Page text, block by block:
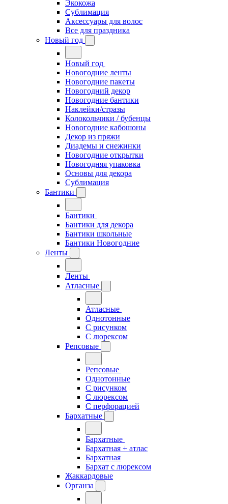
Экокожа
Сублимация
Аксессуары для волос
Все для праздника
Новый год
Новый год
Новогодние ленты
Новогодние пакеты
Новогодний декор
Новогодние бантики
Наклейки/стразы
Колокольчики / бубенцы
Новогодние кабошоны
Декор из пряжи
Диадемы и снежинки
Новогодние открытки
Новогодняя упаковка
Основы для декора
Сублимация
Бантики
Бантики
Бантики для декора
Бантики школьные
Бантики Новогодние
Ленты
Ленты
Атласные
Атласные
Однотонные
С рисунком
С люрексом
Репсовые
Репсовые
Однотонные
С рисунком
С люрексом
С перфорацией
Бархатные
Бархатные
Бархатная + атлас
Бархатная
Бархат с люрексом
Жаккардовые
Органза